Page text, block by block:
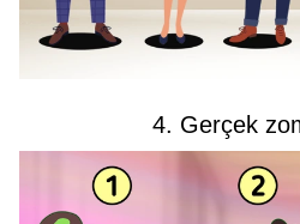
4. Gerçek